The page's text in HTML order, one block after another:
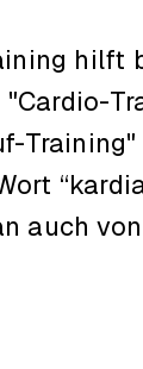
hilft
"Cardio-
auch